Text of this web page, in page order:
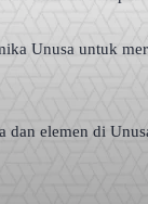
Unusa untuk
elemen di